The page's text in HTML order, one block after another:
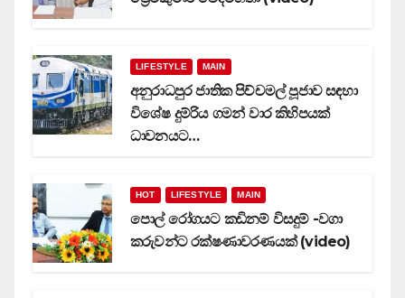
LIFESTYLE MAIN
අනුරාධපුර ජාතික පිච්චමල් පූජාව සඳහා
විශේෂ දුම්රිය ගමන් වාර කිහිපයක්
ධාවනයට…
HOT LIFESTYLE MAIN
පොල් රෝගයට කඩිනම් විසදුම් -වගා
කරුවන්ට රක්ෂණාවරණයක් (video)